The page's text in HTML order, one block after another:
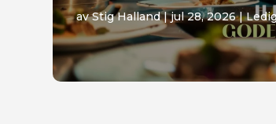
avStig Halland|jul 28, 2026|